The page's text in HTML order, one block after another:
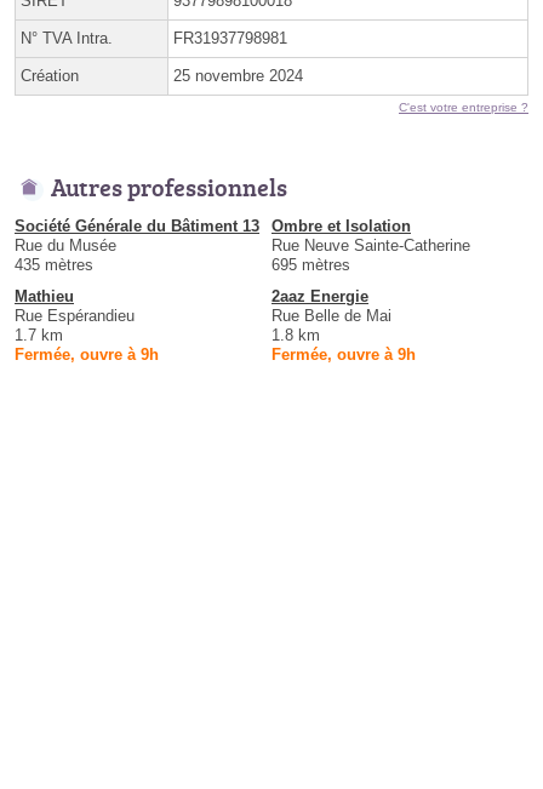
N° TVA Intra. FR31937798981
Création 25 novembre 2024
C'est votre entreprise ?
Autres professionnels
Société Générale du Bâtiment 13
Rue du Musée
435 mètres
Ombre et Isolation
Rue Neuve Sainte-Catherine
695 mètres
Mathieu
Rue Espérandieu
1.7 km
Fermée, ouvre à 9h
2aaz Energie
Rue Belle de Mai
1.8 km
Fermée, ouvre à 9h